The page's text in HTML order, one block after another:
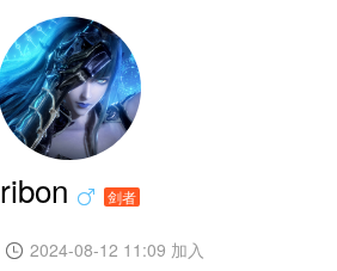
ribon 剑者
2024-08-12 11:09 加入